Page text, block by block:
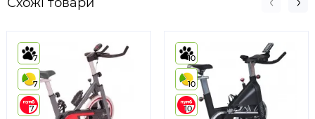
7
7
7
10
10
10